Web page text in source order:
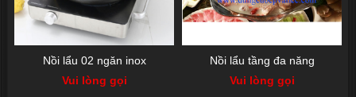
Nồi lẩu 02 ngăn inox
Vui lòng gọi
Nồi lẩu tầng đa năng
Vui lòng gọi